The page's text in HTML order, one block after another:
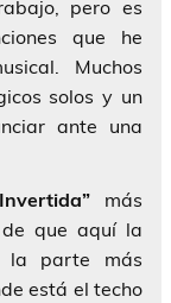
pero es
que he
Muchos
solos y un
ante una
más
que aquí la
la parte más
está el techo